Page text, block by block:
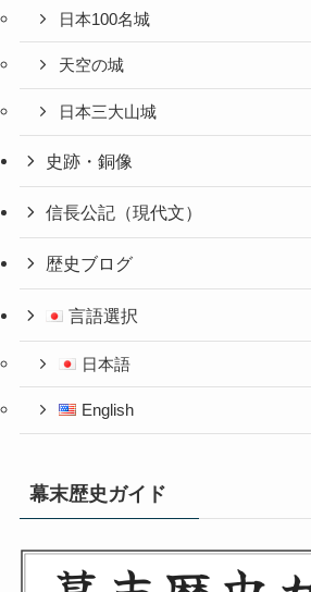
日本100名城
天空の城
日本三大山城
史跡・銅像
信長公記（現代文）
歴史ブログ
言語選択
日本語
English
幕末歴史ガイド